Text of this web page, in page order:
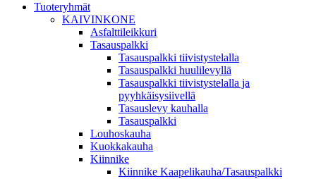
Tuoteryhmät
KAIVINKONE
Asfalttileikkuri
Tasauspalkki
Tasauspalkki tiivistystelalla
Tasauspalkki huulilevyllä
Tasauspalkki tiivistystelalla ja
pyyhkäisysiivellä
Tasauslevy kauhalla
Tasauspalkki
Louhoskauha
Kuokkakauha
Kiinnike
Kiinnike Kaapelikauha/Tasauspalkki